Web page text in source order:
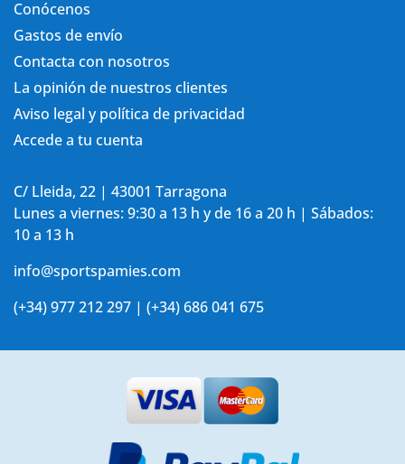
Conócenos
Gastos de envío
Contacta con nosotros
La opinión de nuestros clientes
Aviso legal y política de privacidad
Accede a tu cuenta
C/ Lleida, 22 | 43001 Tarragona
Lunes a viernes: 9:30 a 13 h y de 16 a 20 h | Sábados:
10 a 13 h
info@sportspamies.com
(+34) 977 212 297 | (+34) 686 041 675